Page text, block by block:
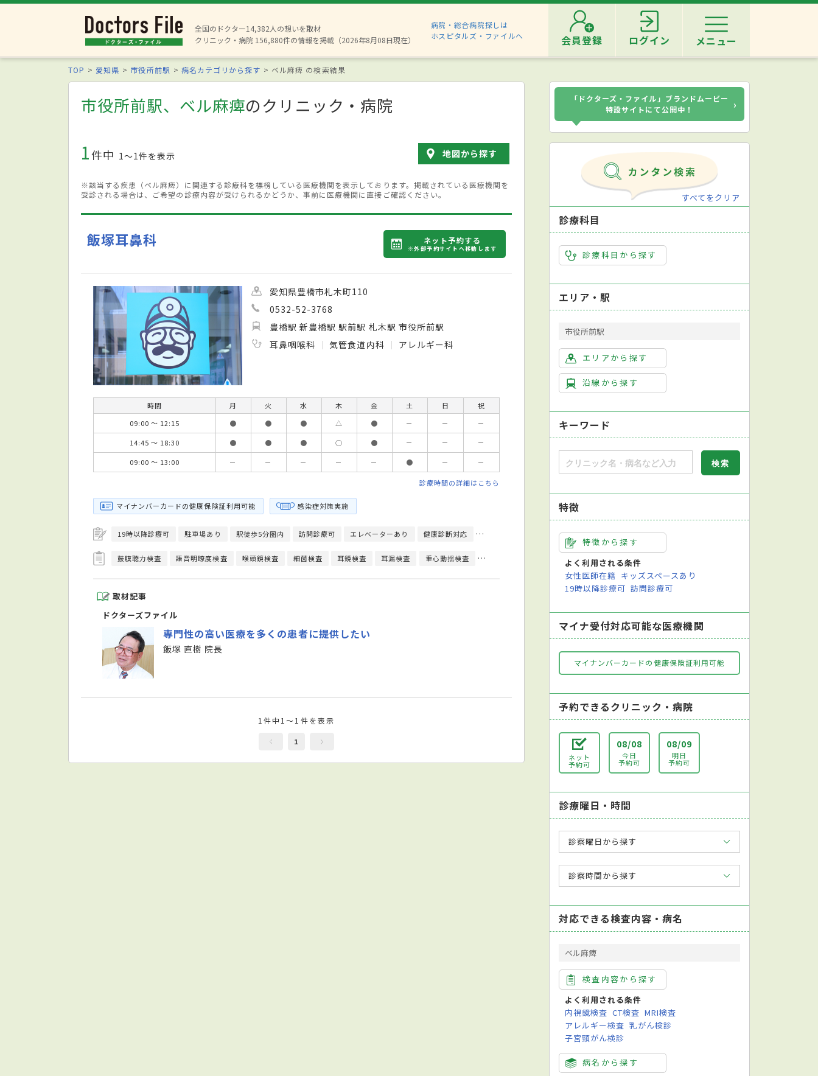
全国のドクター14,382人の想いを取材
クリニック・病院 156,880件の情報を掲載（2026年8月08日現在）
病院・総合病院探しは
ホスピタルズ・ファイルへ
会員登録 ログイン メニュー
TOP 愛知県 市役所前駅 病名カテゴリから探す ベル麻痺 の検索結果
市役所前駅、ベル麻痺のクリニック・病院
1件中 1〜1件を表示 地図から探す
※該当する疾患（ベル麻痺）に関連する診療科を標榜している医療機関を表示しております。掲載されている医療機関を
受診される場合は、ご希望の診療内容が受けられるかどうか、事前に医療機関に直接ご確認ください。
飯塚耳鼻科 ネット予約する
※外部予約サイトへ移動します
愛知県豊橋市札木町110
0532-52-3768
豊橋駅 新豊橋駅 駅前駅 札木駅 市役所前駅
耳鼻咽喉科
気管食道内科 アレルギー科
時間 月 火 水 木 金 土 日
祝
09:00 ～ 12:15
● ● ● △ ● － －
－
14:45 ～ 18:30
● ● ● ○ ● － －
－
09:00 ～ 13:00
－ － － － － ● － －
診療時間の詳細はこちら
マイナンバーカードの健康保険証利用可能 感染症対策実施
19時以降診療可 駐車場あり 駅徒歩5分圏内 訪問診療可 エレベーターあり 健康診断対応 日本耳鼻咽喉科学会耳鼻咽喉科専門医 日本気管食道科学会気管食道科専門医
鼓膜聴力検査 語音明瞭度検査 喉頭鏡検査 細菌検査 耳鏡検査 耳漏検査 重心動揺検査 舌下免疫療法 足踏み検査 中耳ファイバー検査
取材記事
ドクターズファイル
専門性の高い医療を多くの患者に提供したい
飯塚 直樹 院長
1件中1～1件を表示
1
「ドクターズ・ファイル」ブランドムービー
特設サイトにて公開中！
›
すべてをクリア
診療科目
診療科目から探す
エリア・駅
市役所前駅
エリアから探す
沿線から探す
キーワード
特徴
特徴から探す
よく利用される条件
女性医師在籍 キッズスペースあり
19時以降診療可 訪問診療可
マイナ受付対応可能な医療機関
マイナンバーカードの健康保険証利用可能
予約できるクリニック・病院
ネット
予約可
08/08
今日
予約可
08/09
明日
予約可
診療曜日・時間
診察曜日から探す
診察時間から探す
対応できる検査内容・病名
ベル麻痺
検査内容から探す
よく利用される条件
内視鏡検査 CT検査 MRI検査
アレルギー検査 乳がん検診
子宮頸がん検診
病名から探す